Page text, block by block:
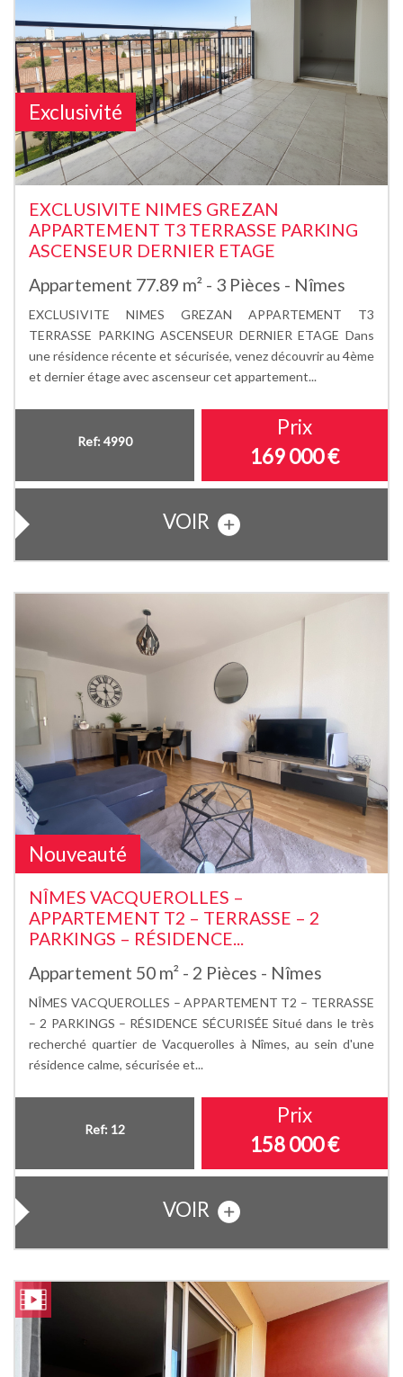
Exclusivité
EXCLUSIVITE NIMES GREZAN
APPARTEMENT T3 TERRASSE PARKING
ASCENSEUR DERNIER ETAGE
Appartement 77.89 m² - 3 Pièces - Nîmes
EXCLUSIVITE NIMES GREZAN APPARTEMENT T3
TERRASSE PARKING ASCENSEUR DERNIER ETAGE Dans
une résidence récente et sécurisée, venez découvrir au 4ème
et dernier étage avec ascenseur cet appartement...
Ref: 4990
Prix
169 000€
VOIR
Nouveauté
NÎMES VACQUEROLLES –
APPARTEMENT T2 – TERRASSE – 2
PARKINGS – RÉSIDENCE...
Appartement 50 m² - 2 Pièces - Nîmes
NÎMES VACQUEROLLES – APPARTEMENT T2 – TERRASSE
– 2 PARKINGS – RÉSIDENCE SÉCURISÉE Situé dans le très
recherché quartier de Vacquerolles à Nîmes, au sein d'une
résidence calme, sécurisée et...
Ref: 12
Prix
158 000€
VOIR